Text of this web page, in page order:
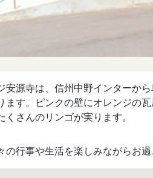
安源寺は、信州中野インターか
ます。ピンクの壁にオレンジの
くさんのリンゴが実ります。
の行事や生活を楽しみながらお過